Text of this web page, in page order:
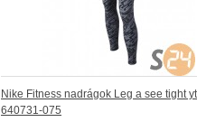
Nike Fitness nadrágok Leg a see tight
640731-075